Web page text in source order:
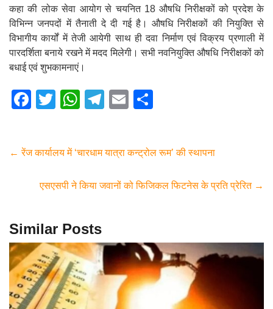
कहा की लोक सेवा आयोग से चयनित 18 औषधि निरीक्षकों को प्रदेश के
विभिन्न जनपदों में तैनाती दे दी गई है। औषधि निरीक्षकों की नियुक्ति से
विभागीय कार्यों में तेजी आयेगी साथ ही दवा निर्माण एवं विक्रय प्रणाली में
पारदर्शिता बनाये रखने में मदद मिलेगी। सभी नवनियुक्ति औषधि निरीक्षकों को
बधाई एवं शुभकामनाएं।
F
e
b
k
T
er
W
s
A
T
gr
a
E
e
← रेंज कार्यालय में ‘चारधाम यात्रा कन्ट्रोल रूम’ की स्थापना
एसएसपी ने किया जवानों को फिजिकल फिटनेस के प्रति प्रेरित →
Similar Posts